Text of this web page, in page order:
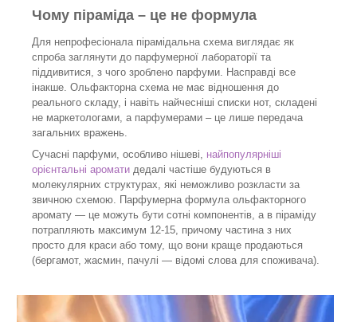
Чому піраміда – це не формула
Для непрофесіонала пірамідальна схема виглядає як
спроба заглянути до парфумерної лабораторії та
піддивитися, з чого зроблено парфуми. Насправді все
інакше. Ольфакторна схема не має відношення до
реального складу, і навіть найчесніші списки нот, складені
не маркетологами, а парфумерами – це лише передача
загальних вражень.
Сучасні парфуми, особливо нішеві, найпопулярніші
орієнтальні аромати дедалі частіше будуються в
молекулярних структурах, які неможливо розкласти за
звичною схемою. Парфумерна формула ольфакторного
аромату — це можуть бути сотні компонентів, а в піраміду
потрапляють максимум 12-15, причому частина з них
просто для краси або тому, що вони краще продаються
(бергамот, жасмин, пачулі — відомі слова для споживача).